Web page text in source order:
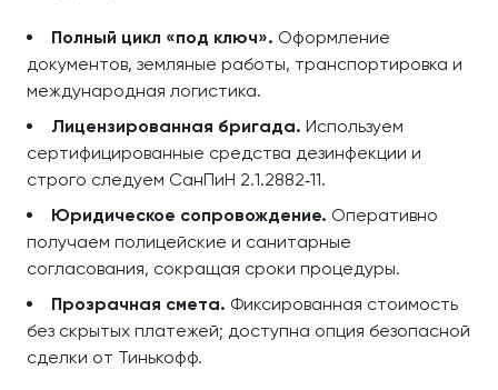
Полный цикл «под ключ». Оформление
документов, земляные работы, транспортировка и
международная логистика.
Лицензированная бригада. Используем
сертифицированные средства дезинфекции и
строго следуем СанПиН 2.1.2882‑11.
Юридическое сопровождение. Оперативно
получаем полицейские и санитарные
согласования, сокращая сроки процедуры.
Прозрачная смета. Фиксированная стоимость
без скрытых платежей; доступна опция безопасной
сделки от Тинькофф.